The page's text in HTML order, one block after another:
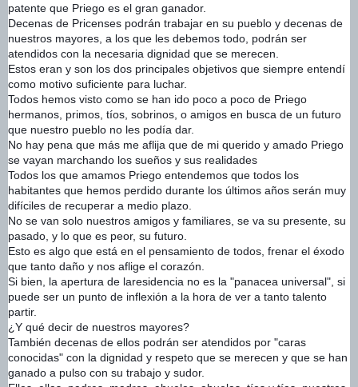
patente que Priego es el gran ganador.
Decenas de Pricenses podrán trabajar en su pueblo y decenas de
nuestros mayores, a los que les debemos todo, podrán ser
atendidos con la necesaria dignidad que se merecen.
Estos eran y son los dos principales objetivos que siempre entendí
como motivo suficiente para luchar.
Todos hemos visto como se han ido poco a poco de Priego
hermanos, primos, tíos, sobrinos, o amigos en busca de un futuro
que nuestro pueblo no les podía dar.
No hay pena que más me aflija que de mi querido y amado Priego
se vayan marchando los sueños y sus realidades
Todos los que amamos Priego entendemos que todos los
habitantes que hemos perdido durante los últimos años serán muy
difíciles de recuperar a medio plazo.
No se van solo nuestros amigos y familiares, se va su presente, su
pasado, y lo que es peor, su futuro.
Esto es algo que está en el pensamiento de todos, frenar el éxodo
que tanto daño y nos aflige el corazón.
Si bien, la apertura de laresidencia no es la "panacea universal", si
puede ser un punto de inflexión a la hora de ver a tanto talento
partir.
¿Y qué decir de nuestros mayores?
También decenas de ellos podrán ser atendidos por "caras
conocidas" con la dignidad y respeto que se merecen y que se han
ganado a pulso con su trabajo y sudor.